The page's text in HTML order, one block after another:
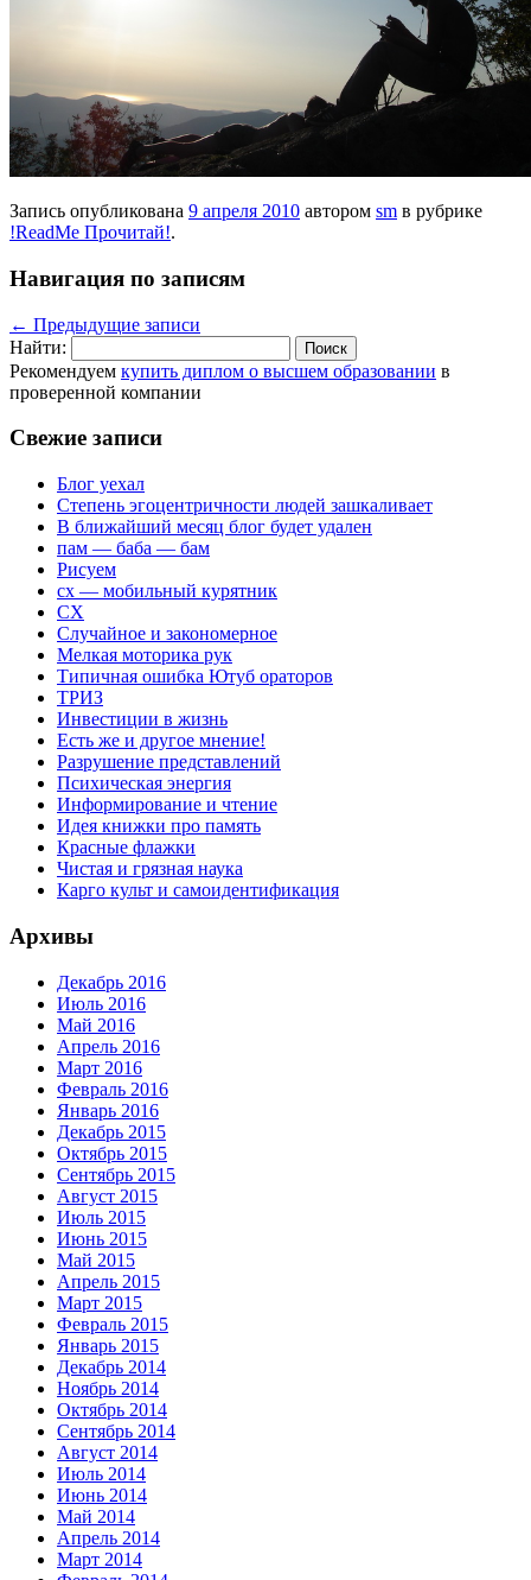
Запись опубликована 9 апреля 2010 автором sm в рубрике
!ReadMe Прочитай!.
Навигация по записям
← Предыдущие записи
Найти:
Рекомендуем купить диплом о высшем образовании в
проверенной компании
Свежие записи
Блог уехал
Степень эгоцентричности людей зашкаливает
В ближайший месяц блог будет удален
пам — баба — бам
Рисуем
сх — мобильный курятник
СХ
Случайное и закономерное
Мелкая моторика рук
Типичная ошибка Ютуб ораторов
ТРИЗ
Инвестиции в жизнь
Есть же и другое мнение!
Разрушение представлений
Психическая энергия
Информирование и чтение
Идея книжки про память
Красные флажки
Чистая и грязная наука
Карго культ и самоидентификация
Архивы
Декабрь 2016
Июль 2016
Май 2016
Апрель 2016
Март 2016
Февраль 2016
Январь 2016
Декабрь 2015
Октябрь 2015
Сентябрь 2015
Август 2015
Июль 2015
Июнь 2015
Май 2015
Апрель 2015
Март 2015
Февраль 2015
Январь 2015
Декабрь 2014
Ноябрь 2014
Октябрь 2014
Сентябрь 2014
Август 2014
Июль 2014
Июнь 2014
Май 2014
Апрель 2014
Март 2014